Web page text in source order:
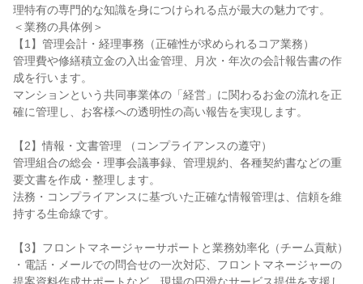
理特有の専門的な知識を身につけられる点が最大の魅力です。
＜業務の具体例＞
【1】管理会計・経理事務（正確性が求められるコア業務）
管理費や修繕積立金の入出金管理、月次・年次の会計報告書の作
成を行います。
マンションという共同事業体の「経営」に関わるお金の流れを正
確に管理し、お客様への透明性の高い報告を実現します。
【2】情報・文書管理 （コンプライアンスの遵守）
管理組合の総会・理事会議事録、管理規約、各種契約書などの重
要文書を作成・整理します。
法務・コンプライアンスに基づいた正確な情報管理は、信頼を維
持する生命線です。
【3】フロントマネージャーサポートと業務効率化（チーム貢献）
・電話・メールでの問合せの一次対応、フロントマネージャーの